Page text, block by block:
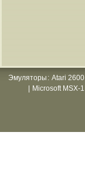
Эмуляторы : Atari 2600
Microsoft MSX-1